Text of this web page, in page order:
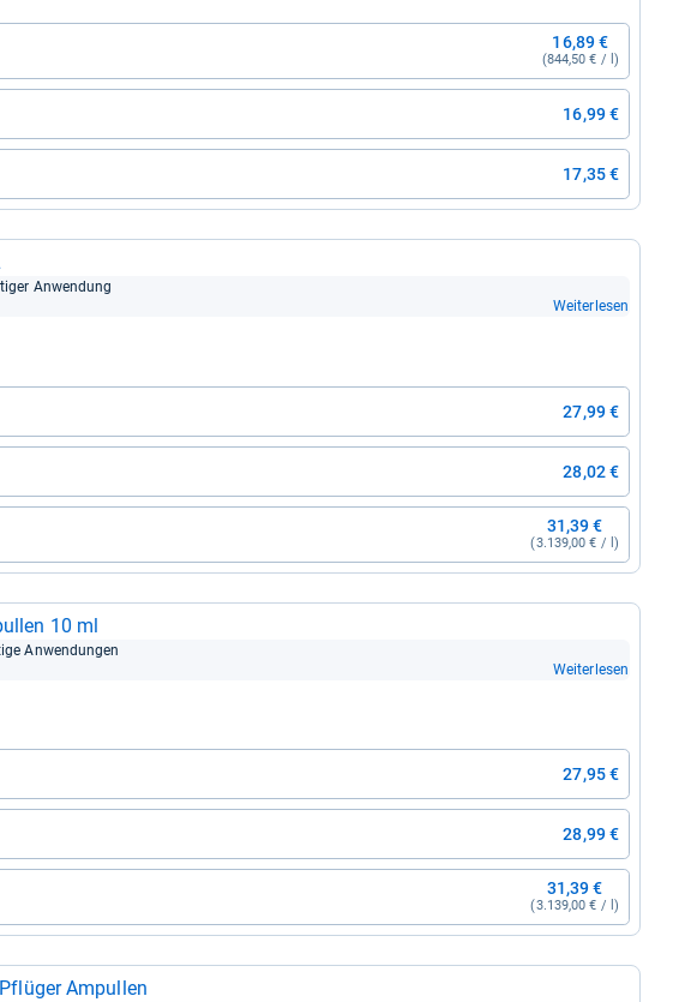
16,89 €
(844,50 € / l)
16,99 €
17,35 €
Anwen­dung
Weiterlesen
27,99 €
28,02 €
31,39 €
(3.139,00 € / l)
10 ml
Anwen­dun­gen
Weiterlesen
27,95 €
28,99 €
31,39 €
(3.139,00 € / l)
Ampul­len